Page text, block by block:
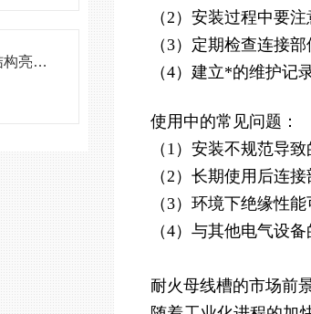
探秘高压耐火型母线槽：结构亮点与实用效能
（2）安装过程中要
（3）定期检查连接
（4）建立*的维护记
使用中的常见问题：
（1）安装不规范导致
（2）长期使用后连
（3）环境下绝缘性
（4）与其他电气设
耐火母线槽的市场前